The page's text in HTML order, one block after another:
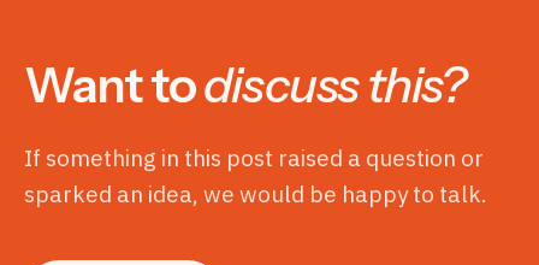
Want todiscuss this?
If something in this post raised a question or
sparked an idea, we would be happy to talk.